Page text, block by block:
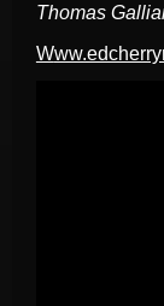
Thomas